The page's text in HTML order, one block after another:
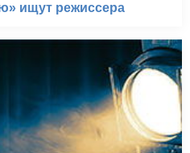
ищут режиссера